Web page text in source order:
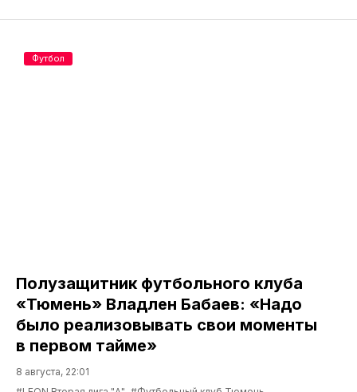
Полузащитник футбольного клуба
«Тюмень» Владлен Бабаев: «Надо
было реализовывать свои моменты
в первом тайме»
8 августа, 22:01
Футбол